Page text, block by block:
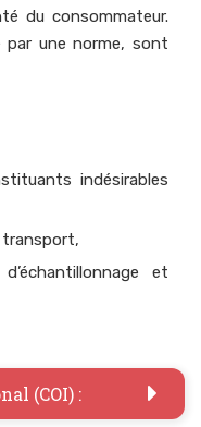
du consommateur.
par une norme, sont
indésirables
transport,
et
(COI) :